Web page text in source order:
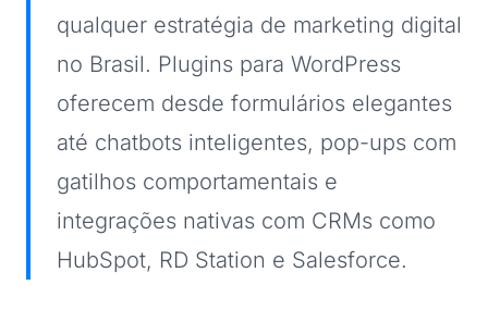
qualquer estratégia de marketing digital
no Brasil. Plugins para WordPress
oferecem desde formulários elegantes
até chatbots inteligentes, pop-ups com
gatilhos comportamentais e
integrações nativas com CRMs como
HubSpot, RD Station e Salesforce.